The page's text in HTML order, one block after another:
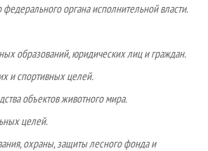
федеральногооргана исполнительной власти.
образований, юридических лиц и граждан.
и спортивных целей.
объектов животного мира.
целей.
охраны, защиты лесного фонда и